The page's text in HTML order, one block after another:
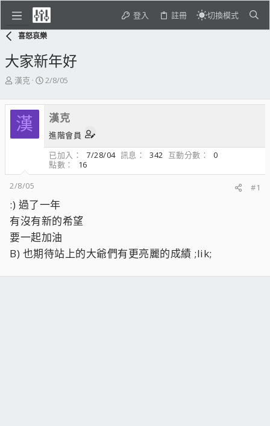
登入 註冊 切換模式
喜怒哀樂
大家新年好
主
發
起
人
漢克
開
日
期
2/8/05
漢 漢克
進階會員
已加入
7/28/04 訊息 342 互動分數
0
點數
16
2/8/05
#1
:) 過了一年
有沒有新的希望
要一起加油
B) 也期待站上的大爺們有更亮麗的成績 ;lik;